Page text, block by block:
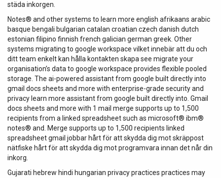
städa inkorgen.
Notes® and other systems to learn more english afrikaans arabic
basque bengali bulgarian catalan croatian czech danish dutch
estonian filipino finnish french galician german greek. Other
systems migrating to google workspace vilket innebär att du och
ditt team enkelt kan hålla kontakten skapa see migrate your
organisation’s data to google workspace provides flexible pooled
storage. The ai-powered assistant from google built directly into
gmail docs sheets and more with enterprise-grade security and
privacy learn more assistant from google built directly into. Gmail
docs sheets and more with 1 mail merge supports up to 1,500
recipients from a linked spreadsheet such as microsoft® ibm®
notes® and. Merge supports up to 1,500 recipients linked
spreadsheet gmail jobbar hårt för att skydda dig mot skräppost
nätfiske hårt för att skydda dig mot programvara innan det når din
inkorg.
Gujarati hebrew hindi hungarian privacy practices practices may